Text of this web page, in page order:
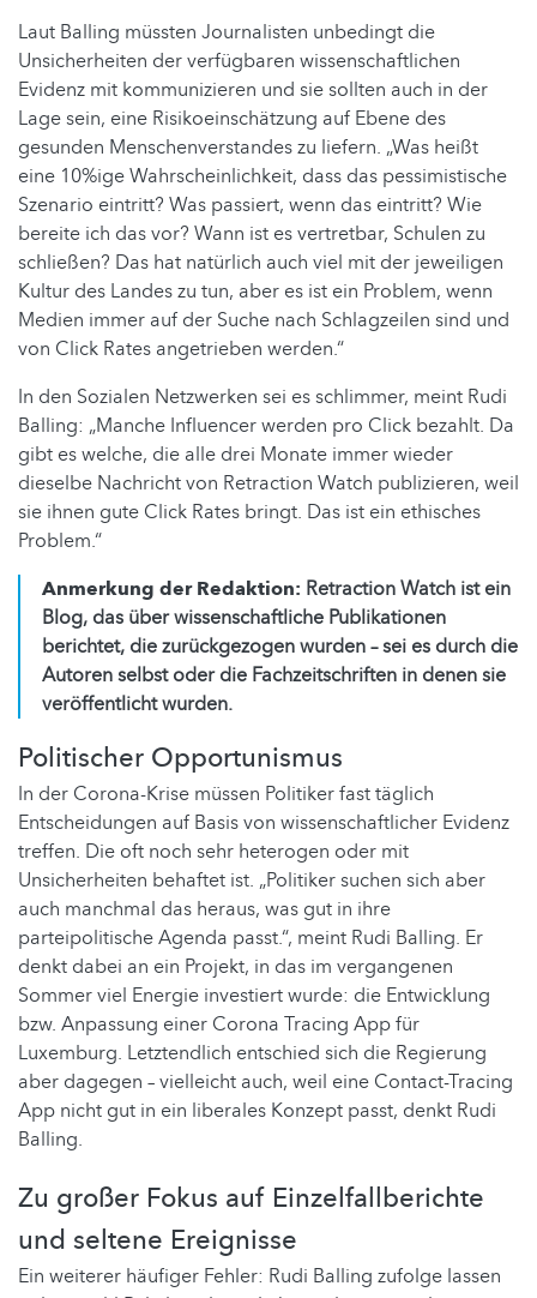
Laut Balling müssten Journalisten unbedingt die
Unsicherheiten der verfügbaren wissenschaftlichen
Evidenz mit kommunizieren und sie sollten auch in der
Lage sein, eine Risikoeinschätzung auf Ebene des
gesunden Menschenverstandes zu liefern. „Was heißt
eine 10%ige Wahrscheinlichkeit, dass das pessimistische
Szenario eintritt? Was passiert, wenn das eintritt? Wie
bereite ich das vor? Wann ist es vertretbar, Schulen zu
schließen? Das hat natürlich auch viel mit der jeweiligen
Kultur des Landes zu tun, aber es ist ein Problem, wenn
Medien immer auf der Suche nach Schlagzeilen sind und
von Click Rates angetrieben werden.“
In den Sozialen Netzwerken sei es schlimmer, meint Rudi
Balling: „Manche Influencer werden pro Click bezahlt. Da
gibt es welche, die alle drei Monate immer wieder
dieselbe Nachricht von Retraction Watch publizieren, weil
sie ihnen gute Click Rates bringt. Das ist ein ethisches
Problem.“
Anmerkung der Redaktion: Retraction Watch ist ein
Blog, das über wissenschaftliche Publikationen
berichtet, die zurückgezogen wurden – sei es durch die
Autoren selbst oder die Fachzeitschriften in denen sie
veröffentlicht wurden.
Politischer Opportunismus
In der Corona-Krise müssen Politiker fast täglich
Entscheidungen auf Basis von wissenschaftlicher Evidenz
treffen. Die oft noch sehr heterogen oder mit
Unsicherheiten behaftet ist. „Politiker suchen sich aber
auch manchmal das heraus, was gut in ihre
parteipolitische Agenda passt.“, meint Rudi Balling. Er
denkt dabei an ein Projekt, in das im vergangenen
Sommer viel Energie investiert wurde: die Entwicklung
bzw. Anpassung einer Corona Tracing App für
Luxemburg. Letztendlich entschied sich die Regierung
aber dagegen – vielleicht auch, weil eine Contact-Tracing
App nicht gut in ein liberales Konzept passt, denkt Rudi
Balling.
Zu großer Fokus auf Einzelfallberichte
und seltene Ereignisse
Ein weiterer häufiger Fehler: Rudi Balling zufolge lassen